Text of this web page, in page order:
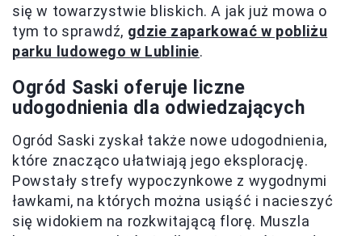
się w towarzystwie bliskich. A jak już mowa o
tym to sprawdź, gdzie zaparkować w pobliżu
parku ludowego w Lublinie.
Ogród Saski oferuje liczne
udogodnienia dla odwiedzających
Ogród Saski zyskał także nowe udogodnienia,
które znacząco ułatwiają jego eksplorację.
Powstały strefy wypoczynkowe z wygodnymi
ławkami, na których można usiąść i nacieszyć
się widokiem na rozkwitającą florę. Muszla